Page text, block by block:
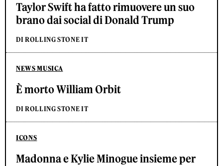
Taylor Swift ha fatto rimuovere un suo
brano dai social di Donald Trump
DI ROLLING STONE IT
NEWS MUSICA
È morto William Orbit
DI ROLLING STONE IT
ICONS
Madonna e Kylie Minogue insieme per